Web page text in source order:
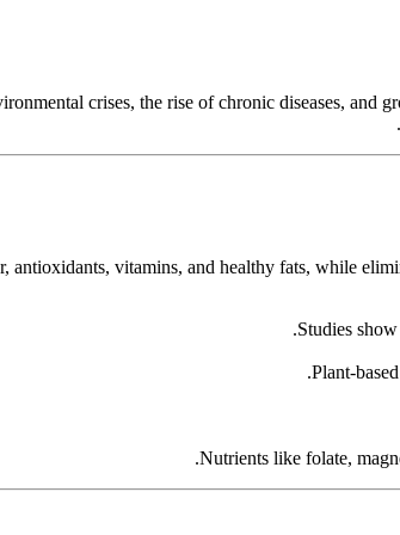
crises, the rise of chronic diseases, and
antioxidants, vitamins, and healthy fats, while
Studies
Plant-
Nutrients like folate,